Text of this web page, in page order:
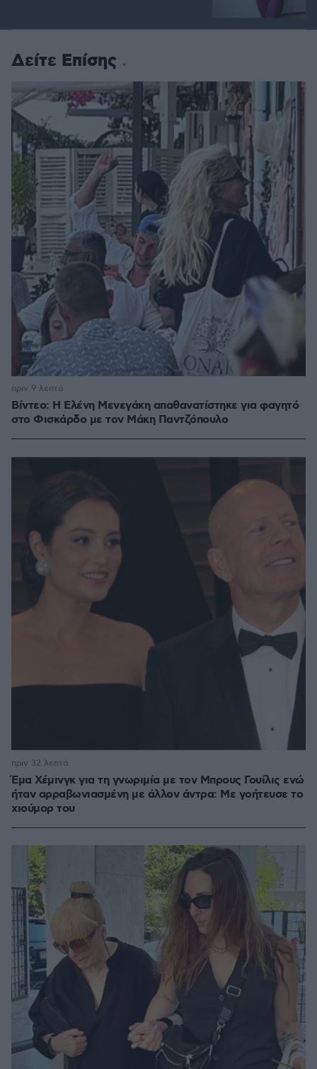
Δείτε Επίσης
Βίντεο: Η Ελένη Μενεγάκη απαθανατίστηκε για φαγητό
στο Φισκάρδο με τον Μάκη Παντζόπουλο
πριν 9 λεπτά
Έμα Χέμινγκ για τη γνωριμία με τον Μπρους Γουίλις ενώ
ήταν αρραβωνιασμένη με άλλον άντρα: Με γοήτευσε το
χιούμορ του
πριν 32 λεπτά